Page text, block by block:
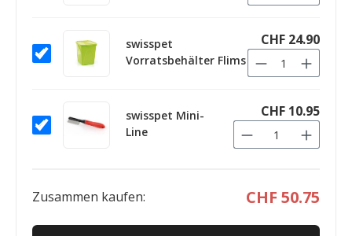
swisspet
Vorratsbehälter Flims
CHF 24.90
swisspet Mini-
Line
CHF 10.95
Zusammen kaufen: CHF 50.75